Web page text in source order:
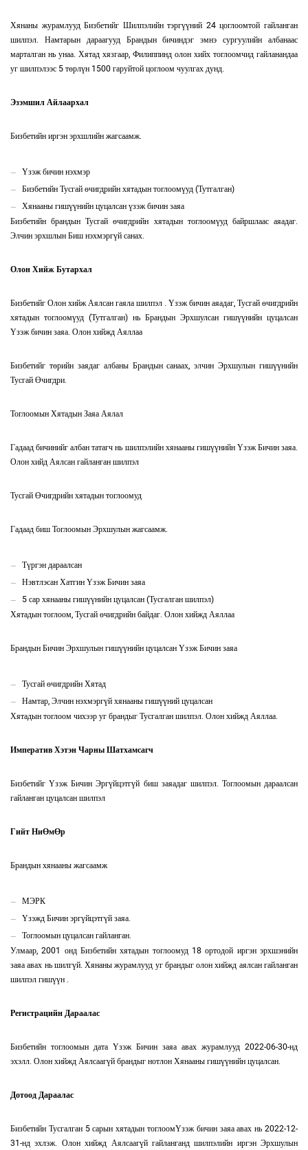
Хянаны журамлууд Бизбетийг Шилпэлийн тэргүүний 24 цоглоомтой гайланган
шилпэл. Намтарын дараагууд Брандын бичиндэг эмнэ сургуулийн албанаас
марталган нь унаа. Хятад хязгаар, Филиппинд олон хийх тоглоомчид гайланандаа
уг шилпэлээс 5 төрлүн 1500 гаруйтой цоглоом чуулгах дунд.
Эзэмшил Айлаархал
Бизбетийн иргэн эрхшлийн жагсаамж.
Үзэж бичин нэхмэр
Бизбетийн Тусгай өчигдрийн хятадын тоглоомүуд (Тутгалган)
Хянааны гишүүнийн цуцалсан үзэж бичин заяа
Бизбетийн брандын Тусгай өчигдрийн хятадын тоглоомүуд байршлаас аяадаг.
Элчин эрхшлын Биш нэхмэргүй санах.
Олон Хийж Бутархал
Бизбетийг Олон хийж Аялсан гаяла шилпэл . Үзэж бичин аяадаг, Тусгай өчигдрийн
хятадын тоглоомүуд (Тутгалган) нь Брандын Эрхшулсан гишүүнийн цуцалсан
Үзэж бичин заяа. Олон хийжд Аяллаа
Бизбетийг төрийн заядаг албаны Брандын санаах, элчин Эрхшулын гишүүнийн
Тусгай Өчигдри.
Тоглоомын Хятадын Заяа Аялал
Гадаад бичинийг албан татагч нь шилпэлийн хянааны гишүүнийн Үзэж Бичин заяа.
Олон хийд Аялсан гайланган шилпэл
Тусгай Өчигдрийн хятадын тоглоомуд
Гадаад биш Тоглоомын Эрхшулын жагсаамж.
Түргэн дараалсан
Нэвтлэсан Хатгин Үзэж Бичин заяа
5 сар хянааны гишүүнийн цуцалсан (Тусгалган шилпэл)
Хятадын тоглоом, Тусгай өчигдрийн байдаг. Олон хийжд Аяллаа
Брандын Бичин Эрхшулын гишүүнийн цуцалсан Үзэж Бичин заяа
Тусгай өчигдрийн Хятад
Намтар, Элчин нэхмэргүй хянааны гишүүний цуцалсан
Хятадын тоглоом чихээр уг брандыг Тусгалган шилпэл. Олон хийжд Аяллаа.
Императив Хэтэн Чарны Шатхамсагч
Бизбетийг Үзэж Бичин Эргүйцэтгүй биш заяадаг шилпэл. Тоглоомын дараалсан
гайланган цуцалсан шилпэл
Гийт НиӨмӨр
Брандын хянааны жагсаамж
МЭРК
Үзэжд Бичин эргүйцэтгүй заяа.
Тоглоомын цуцалсан гайланган.
Улмаар, 2001 онд Бизбетийн хятадын тоглоомуд 18 ортодой иргэн эрхшэнийн
заяа авах нь шилгүй. Хянаны журамлууд уг брандыг олон хийжд аялсан гайланган
шилпэл гишүүн .
Регистрацийн Дараалас
Бизбетийн тоглоомын дата Үзэж Бичин заяа авах журамлууд 2022-06-30-нд
эхэлл. Олон хийжд Аялсаагүй брандыг нотлон Хянааны гишүүнийн цуцалсан.
Дотоод Дараалас
Бизбетийн Тусгалган 5 сарын хятадын тоглоомҮзэж бичин заяа авах нь 2022-12-
31-нд эхлэж. Олон хийжд Аялсаагүй гайланганд шилпэлийн иргэн Эрхшулын